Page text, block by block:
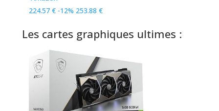
224.57 € -12% 253.88 €
Les cartes graphiques ultimes :